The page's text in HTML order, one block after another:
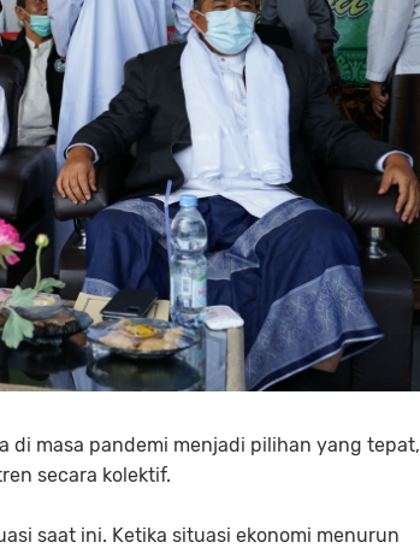
di masa pandemi menjadi pilihan yang tepat,
secara kolektif.
saat ini. Ketika situasi ekonomi menurun